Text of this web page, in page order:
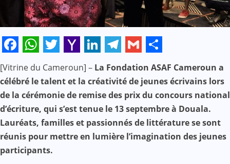
Facebook
WhatsApp
Twitter
Yahoo
Mail
LinkedIn
Telegram
Gmail
Share
[Vitrine du Cameroun] – La Fondation ASAF Cameroun a
célébré le talent et la créativité de jeunes écrivains lors
de la cérémonie de remise des prix du concours national
d’écriture, qui s’est tenue le 13 septembre à Douala.
Lauréats, familles et passionnés de littérature se sont
réunis pour mettre en lumière l’imagination des jeunes
participants.